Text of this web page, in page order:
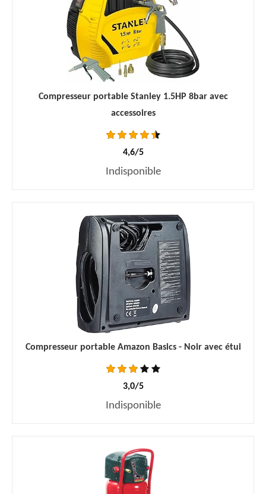
Compresseur portable Stanley 1.5HP 8bar avec
accessoires
4,6/5
Indisponible
Compresseur portable Amazon Basics - Noir avec étui
3,0/5
Indisponible